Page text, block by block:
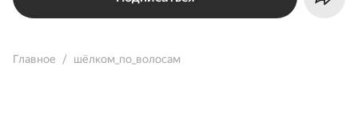
Главное шёлком_по_волосам